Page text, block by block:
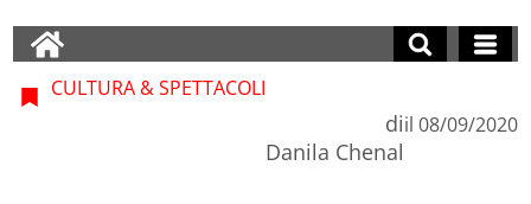
CULTURA & SPETTACOLI
di
Danila Chenal
il 08/09/2020